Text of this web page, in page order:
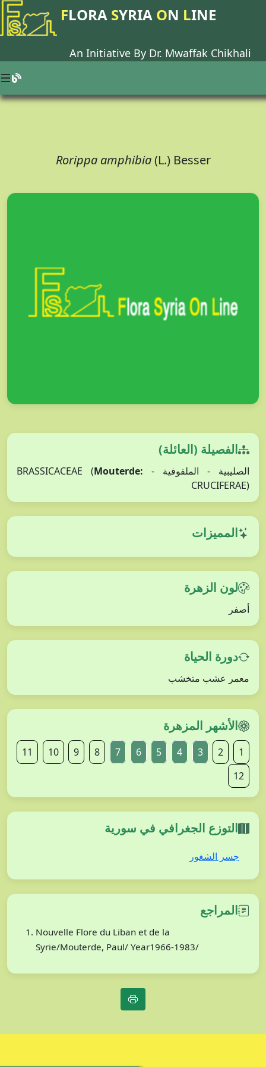
FLORA SYRIA ON LINE
An Initiative By Dr. Mwaffak Chikhali
Rorippa amphibia(L.) Besser
الفصيلة (العائلة)
الصليبية - الملفوفية - BRASSICACEAE ( Mouterde:
CRUCIFERAE)
المميزات
لون الزهرة
أصفر
دورة الحياة
معمر عشب متخشب
الأشهر المزهرة
1
2
3
4
5
6
7
8
9
10
11
12
التوزع الجغرافي في سورية
جسر الشغور
المراجع
Nouvelle Flore du Liban et de la
Syrie/Mouterde, Paul/ Year1966-1983/